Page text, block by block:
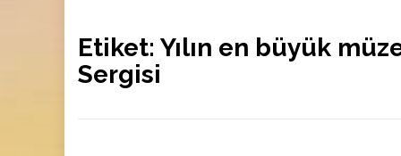
Etiket: Yılın en büyük
Sergisi